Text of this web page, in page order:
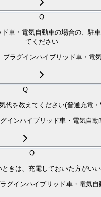
Q
車・電気自動車の場合の、駐
てください
プラグインハイブリッド車・電
Q
代を教えてください(普通充電
インハイブリッド車・電気自動
Q
きは、充電しておいた方がい
グインハイブリッド車・電気自